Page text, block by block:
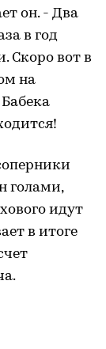
он. - Два
в год
Скоро вот в
на
голами,
идут
в итоге